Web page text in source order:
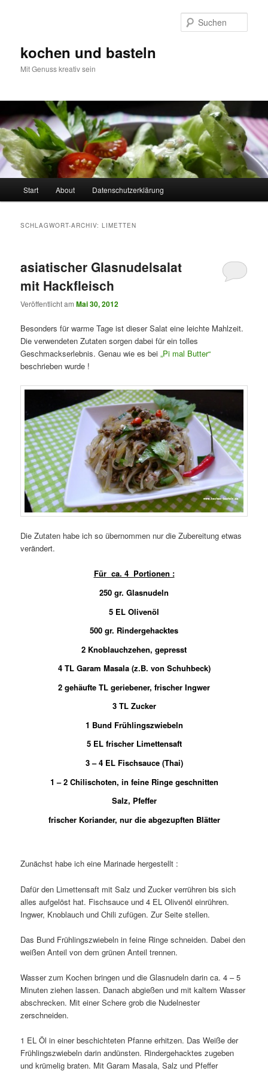
kochen und basteln
Mit Genuss kreativ sein
Start About Datenschutzerklärung
SCHLAGWORT-ARCHIV:LIMETTEN
asiatischer Glasnudelsalat
mit Hackfleisch
Veröffentlicht amMai 30, 2012
Besonders für warme Tage ist dieser Salat eine leichte Mahlzeit.
Die verwendeten Zutaten sorgen dabei für ein tolles
Geschmackserlebnis. Genau wie es bei„Pi mal Butter“
beschrieben wurde !
Die Zutaten habe ich so übernommen nur die Zubereitung etwas
verändert.
Für ca. 4 Portionen :
250 gr. Glasnudeln
5 EL Olivenöl
500 gr. Rindergehacktes
2 Knoblauchzehen, gepresst
4 TL Garam Masala (z.B. von Schuhbeck)
2 gehäufte TL geriebener, frischer Ingwer
3 TL Zucker
1 Bund Frühlingszwiebeln
5 EL frischer Limettensaft
3 – 4 EL Fischsauce (Thai)
1 – 2 Chilischoten, in feine Ringe geschnitten
Salz, Pfeffer
frischer Koriander, nur die abgezupften Blätter
Zunächst habe ich eine Marinade hergestellt :
Dafür den Limettensaft mit Salz und Zucker verrühren bis sich
alles aufgelöst hat. Fischsauce und 4 EL Olivenöl einrühren.
Ingwer, Knoblauch und Chili zufügen. Zur Seite stellen.
Das Bund Frühlingszwiebeln in feine Ringe schneiden. Dabei den
weißen Anteil von dem grünen Anteil trennen.
Wasser zum Kochen bringen und die Glasnudeln darin ca. 4 – 5
Minuten ziehen lassen. Danach abgießen und mit kaltem Wasser
abschrecken. Mit einer Schere grob die Nudelnester
zerschneiden.
1 EL Öl in einer beschichteten Pfanne erhitzen. Das Weiße der
Frühlingszwiebeln darin andünsten. Rindergehacktes zugeben
und krümelig braten. Mit Garam Masala, Salz und Pfeffer